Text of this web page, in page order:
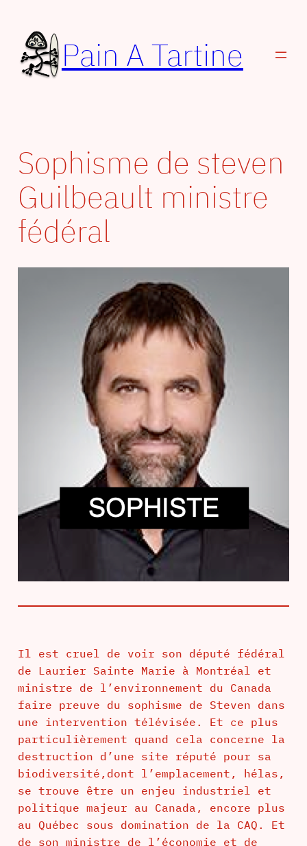
contenu
Pain A Tartine
Sophisme de steven
Guilbeault ministre
fédéral
Il est cruel de voir son député fédéral
de Laurier Sainte Marie à Montréal et
ministre de l’environnement du Canada
faire preuve du sophisme de Steven dans
une intervention télévisée. Et ce plus
particulièrement quand cela concerne la
destruction d’une site réputé pour sa
biodiversité,dont l’emplacement, hélas,
se trouve être un enjeu industriel et
politique majeur au Canada, encore plus
au Québec sous domination de la CAQ. Et
de son ministre de l’économie et de